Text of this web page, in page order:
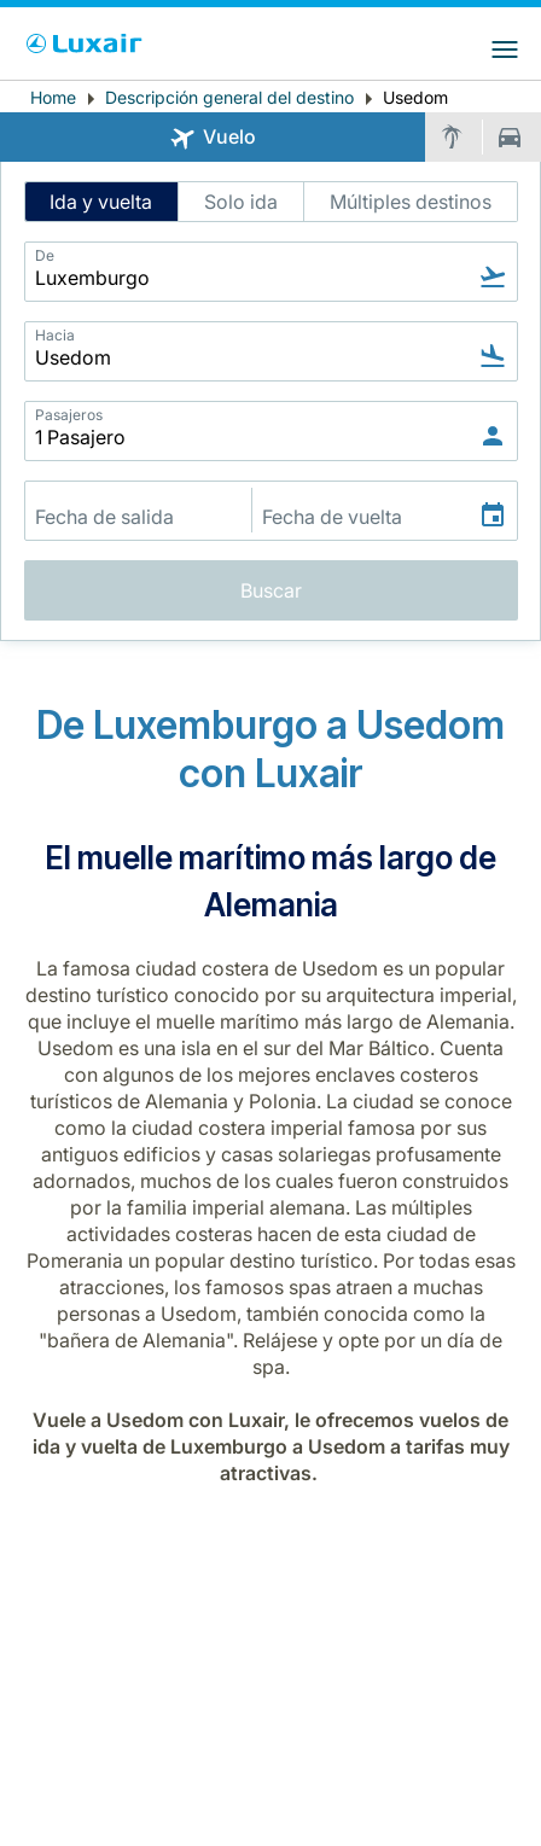
LuxairTours
Grupo Luxair
Carrera en Luxair
País de residencia Preferred language
Español
Breadcrumb
Home Descripción general del destino Usedom
Vuelo
Intelligent
Flight
Search
Ida y vuelta Solo ida Múltiples destinos
De
Hacia
Pasajeros
Buscar
De Luxemburgo a Usedom
con Luxair
El muelle marítimo más largo de
Alemania
La famosa ciudad costera de Usedom es un popular
destino turístico conocido por su arquitectura imperial,
que incluye el muelle marítimo más largo de Alemania.
Usedom es una isla en el sur del Mar Báltico. Cuenta
con algunos de los mejores enclaves costeros
turísticos de Alemania y Polonia. La ciudad se conoce
como la ciudad costera imperial famosa por sus
antiguos edificios y casas solariegas profusamente
adornados, muchos de los cuales fueron construidos
por la familia imperial alemana. Las múltiples
actividades costeras hacen de esta ciudad de
Pomerania un popular destino turístico. Por todas esas
atracciones, los famosos spas atraen a muchas
personas a Usedom, también conocida como la
"bañera de Alemania". Relájese y opte por un día de
spa.
Vuele a Usedom con Luxair, le ofrecemos vuelos de
ida y vuelta de Luxemburgo a Usedom a tarifas muy
atractivas.